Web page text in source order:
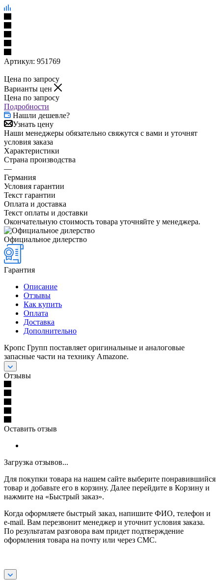
Артикул: 951769
Цена по запросу
Варианты цен
Цена по запросу
Подробности
Нашли дешевле?
Узнать цену
Наши менеджеры обязательно свяжутся с вами и уточнят
условия заказа
Характеристики
Страна производства
—
Германия
Условия гарантии
Текст гарантии
Оплата и доставка
Текст оплаты и доставки
Окончательную стоимость товара уточняйте у менеджера.
Официальное дилерство
Гарантия
Описание
Отзывы
Как купить
Оплата
Доставка
Дополнительно
Кропс Групп поставляет оригинальные и аналоговые
запасные части на технику Amazone.
Отзывы
Оставить отзыв
Загрузка отзывов...
Для покупки товара на нашем сайте выберите понравившийся
товар и добавьте его в корзину. Далее перейдите в Корзину и
нажмите на «Быстрый заказ».
Когда оформляете быстрый заказ, напишите ФИО, телефон и
e-mail. Вам перезвонит менеджер и уточнит условия заказа.
По результатам разговора вам придет подтверждение
оформления товара на почту или через СМС.